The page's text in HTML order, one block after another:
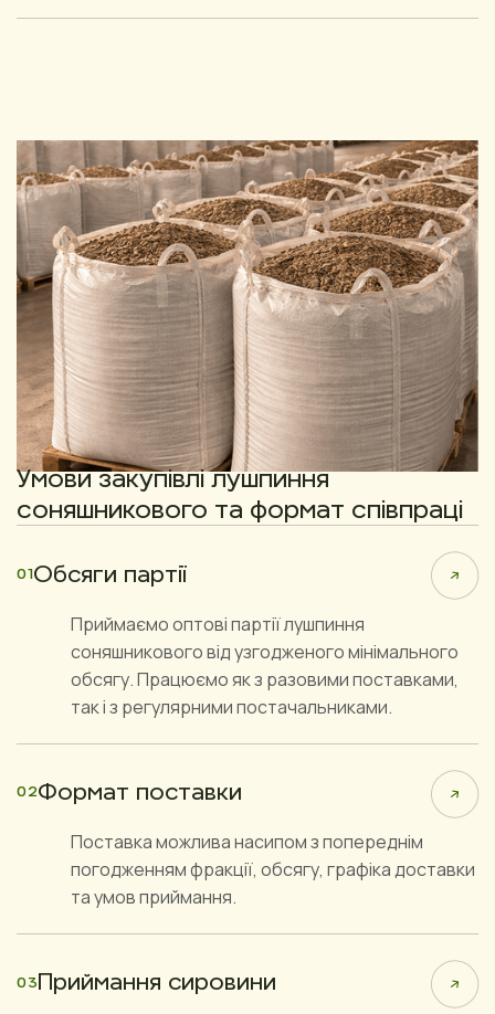
Умови закупівлі лушпиння
соняшникового та формат співпраці
01Обсяги партії
Приймаємо оптові партії лушпиння
соняшникового від узгодженого мінімального
обсягу. Працюємо як з разовими поставками,
так і з регулярними постачальниками.
02Формат поставки
Поставка можлива насипом з попереднім
погодженням фракції, обсягу, графіка доставки
та умов приймання.
03Приймання сировини